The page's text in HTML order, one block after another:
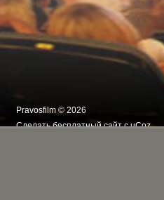
Pravosfilm © 2026
Сделатьбесплатный сайтсuCoz